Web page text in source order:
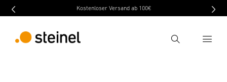
Kostenloser Versand ab 100€
Recherche